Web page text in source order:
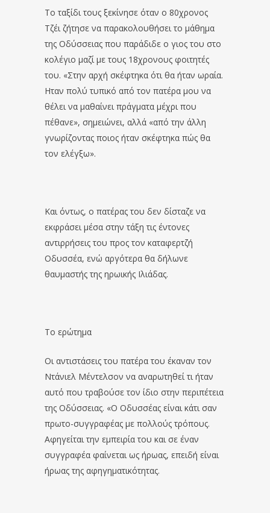
Το ταξίδι τους ξεκίνησε όταν ο 80χρονος
Τζέι ζήτησε να παρακολουθήσει το μάθημα
της Οδύσσειας που παράδιδε ο γιος του στο
κολέγιο μαζί με τους 18χρονους φοιτητές
του. «Στην αρχή σκέφτηκα ότι θα ήταν ωραία.
Ηταν πολύ τυπικό από τον πατέρα μου να
θέλει να μαθαίνει πράγματα μέχρι που
πέθανε», σημειώνει, αλλά «από την άλλη
γνωρίζοντας ποιος ήταν σκέφτηκα πώς θα
τον ελέγξω».
Και όντως, ο πατέρας του δεν δίσταζε να
εκφράσει μέσα στην τάξη τις έντονες
αντιρρήσεις του προς τον καταφερτζή
Οδυσσέα, ενώ αργότερα θα δήλωνε
θαυμαστής της ηρωικής Ιλιάδας.
Το ερώτημα
Oι αντιστάσεις του πατέρα του έκαναν τον
Ντάνιελ Μέντελσον να αναρωτηθεί τι ήταν
αυτό που τραβούσε τον ίδιο στην περιπέτεια
της Οδύσσειας. «Ο Οδυσσέας είναι κάτι σαν
πρωτο-συγγραφέας με πολλούς τρόπους.
Αφηγείται την εμπειρία του και σε έναν
συγγραφέα φαίνεται ως ήρωας, επειδή είναι
ήρωας της αφηγηματικότητας.